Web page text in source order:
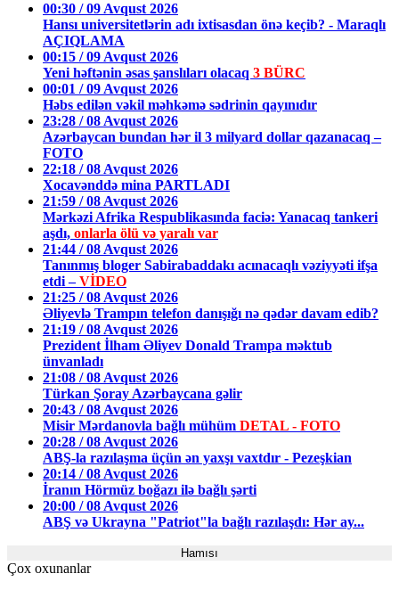
00:30 / 09 Avqust 2026
Hansı universitetlərin adı ixtisasdan önə keçib? - Maraqlı
AÇIQLAMA
00:15 / 09 Avqust 2026
Yeni həftənin əsas şanslıları olacaq 3 BÜRC
00:01 / 09 Avqust 2026
Həbs edilən vəkil məhkəmə sədrinin qayınıdır
23:28 / 08 Avqust 2026
Azərbaycan bundan hər il 3 milyard dollar qazanacaq –
FOTO
22:18 / 08 Avqust 2026
Xocavənddə mina PARTLADI
21:59 / 08 Avqust 2026
Mərkəzi Afrika Respublikasında faciə: Yanacaq tankeri
aşdı, onlarla ölü və yaralı var
21:44 / 08 Avqust 2026
Tanınmış bloger Sabirabaddakı acınacaqlı vəziyyəti ifşa
etdi –VİDEO
21:25 / 08 Avqust 2026
Əliyevlə Trampın telefon danışığı nə qədər davam edib?
21:19 / 08 Avqust 2026
Prezident İlham Əliyev Donald Trampa məktub
ünvanladı
21:08 / 08 Avqust 2026
Türkan Şoray Azərbaycana gəlir
20:43 / 08 Avqust 2026
Misir Mərdanovla bağlı mühüm DETAL - FOTO
20:28 / 08 Avqust 2026
ABŞ-la razılaşma üçün ən yaxşı vaxtdır - Pezeşkian
20:14 / 08 Avqust 2026
İranın Hörmüz boğazı ilə bağlı şərti
20:00 / 08 Avqust 2026
ABŞ və Ukrayna "Patriot"la bağlı razılaşdı: Hər ay...
Hamısı
Çox oxunanlar